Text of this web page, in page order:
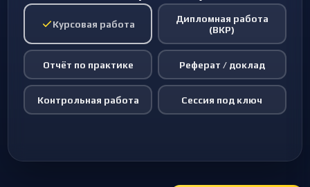
Курсовая работа
Дипломная работа
(ВКР)
Отчёт по практике Реферат / доклад
Контрольная работа Сессия под ключ